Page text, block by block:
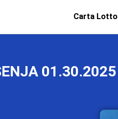
Carta Lotto
01.30.2025